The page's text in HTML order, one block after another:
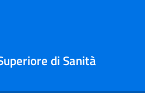
di Sanità